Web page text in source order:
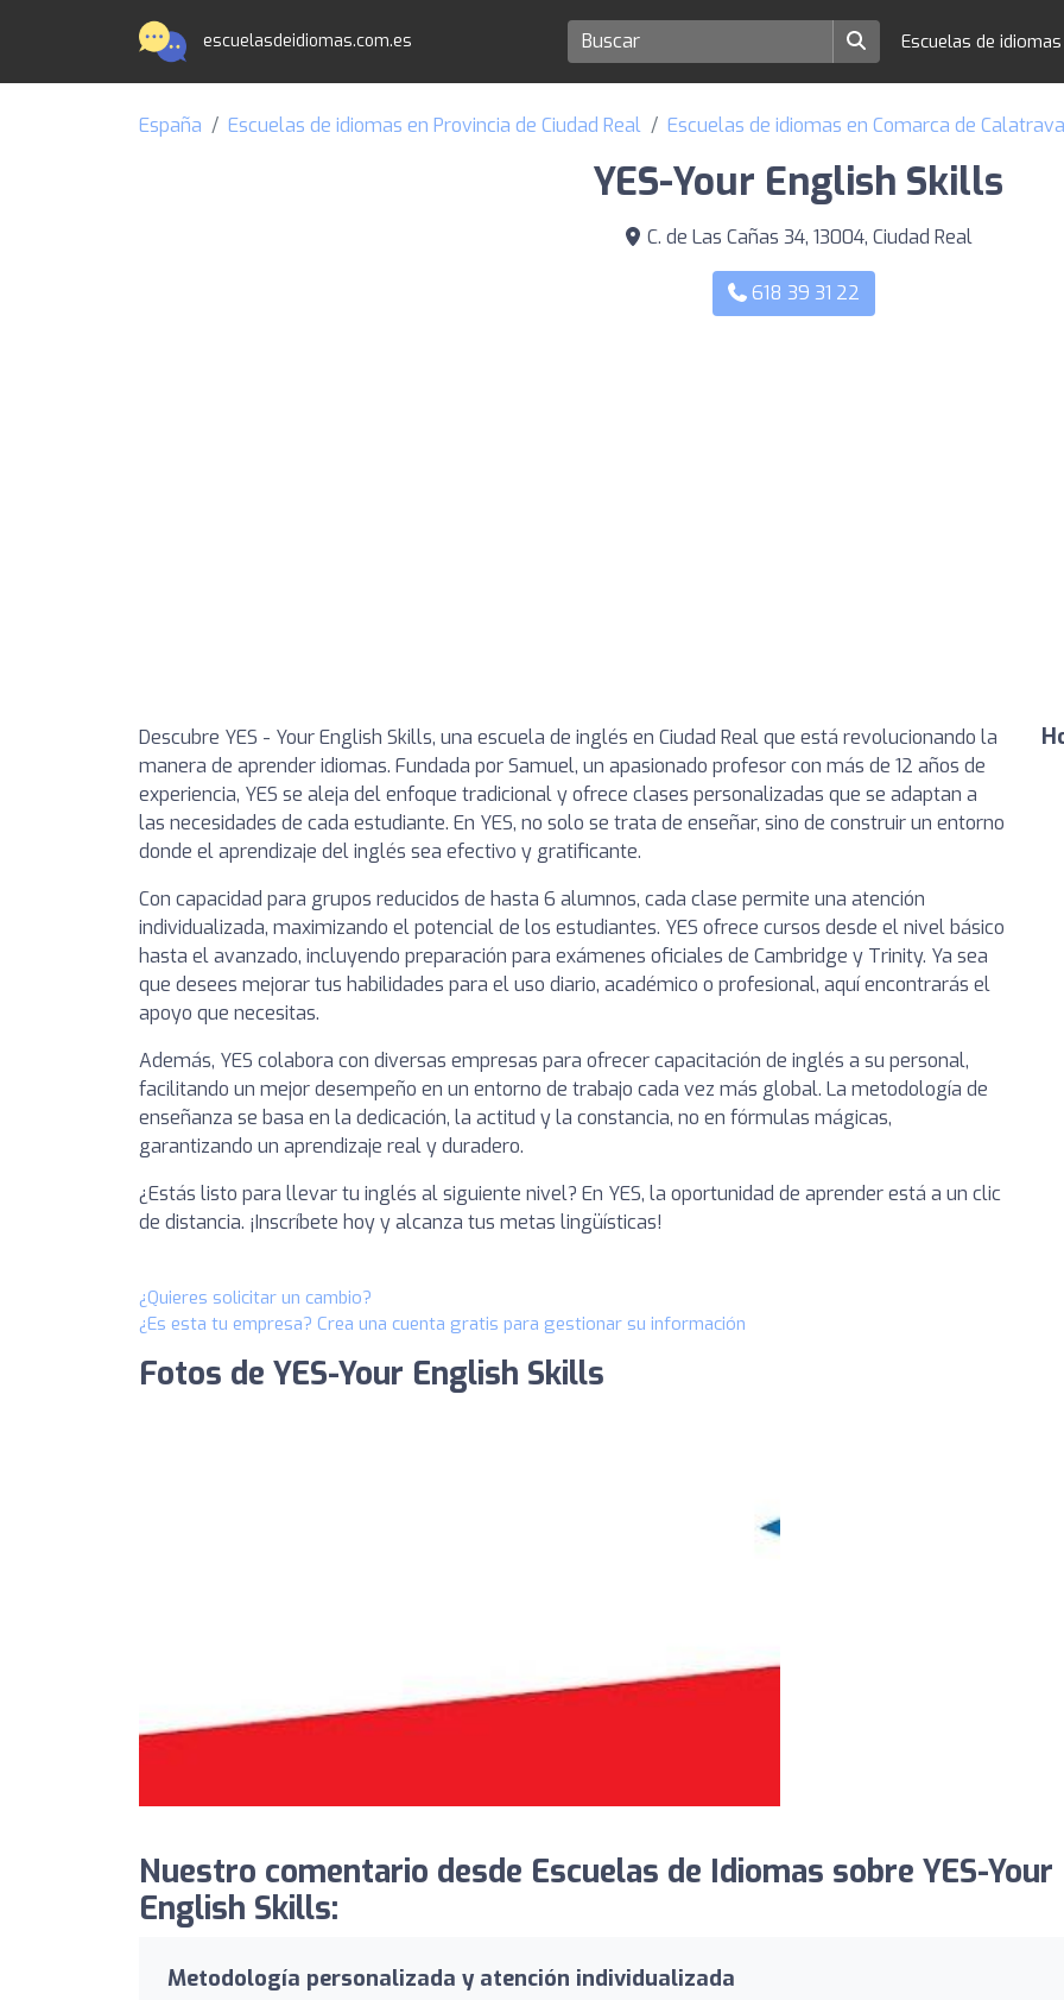
escuelasdeidiomas.com.es Escuelas de idiomas
España Escuelas de idiomas en Provincia de Ciudad Real Escuelas de idiomas en Comarca de Calatrava
YES-Your English Skills
C. de Las Cañas 34, 13004, Ciudad Real
618 39 31 22
Descubre YES - Your English Skills, una escuela de inglés en Ciudad Real que está revolucionando la
manera de aprender idiomas. Fundada por Samuel, un apasionado profesor con más de 12 años de
experiencia, YES se aleja del enfoque tradicional y ofrece clases personalizadas que se adaptan a
las necesidades de cada estudiante. En YES, no solo se trata de enseñar, sino de construir un entorno
donde el aprendizaje del inglés sea efectivo y gratificante.
Con capacidad para grupos reducidos de hasta 6 alumnos, cada clase permite una atención
individualizada, maximizando el potencial de los estudiantes. YES ofrece cursos desde el nivel básico
hasta el avanzado, incluyendo preparación para exámenes oficiales de Cambridge y Trinity. Ya sea
que desees mejorar tus habilidades para el uso diario, académico o profesional, aquí encontrarás el
apoyo que necesitas.
Además, YES colabora con diversas empresas para ofrecer capacitación de inglés a su personal,
facilitando un mejor desempeño en un entorno de trabajo cada vez más global. La metodología de
enseñanza se basa en la dedicación, la actitud y la constancia, no en fórmulas mágicas,
garantizando un aprendizaje real y duradero.
¿Estás listo para llevar tu inglés al siguiente nivel? En YES, la oportunidad de aprender está a un clic
de distancia. ¡Inscríbete hoy y alcanza tus metas lingüísticas!
¿Quieres solicitar un cambio?
¿Es esta tu empresa? Crea una cuenta gratis para gestionar su información
Fotos de YES-Your English Skills
Nuestro comentario desde Escuelas de Idiomas sobre YES-Your
English Skills:
Metodología personalizada y atención individualizada